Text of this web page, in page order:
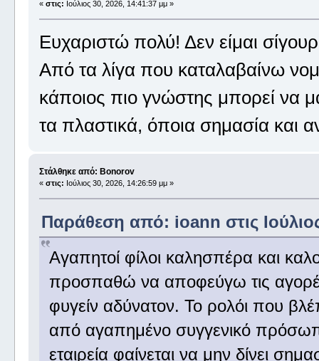
« στις: Ιούλιος 30, 2026, 14:41:37 μμ »
Ευχαριστώ πολύ! Δεν είμαι
Από τα λίγα που καταλαβαίνω
κάποιος πιο γνώστης μπορεί να
τα πλαστικά, όποια σημασία και
Στάλθηκε από: Bonorov
« στις: Ιούλιος 30, 2026, 14:26:59 μμ »
Παράθεση από: ioann στις
Αγαπητοί φίλοι καλησπέρα και
προσπαθώ να αποφεύγω τις
φυγείν αδύνατον. Το ρολόι που
από αγαπημένο συγγενικό
εταιρεία φαίνεται να μην δίνει